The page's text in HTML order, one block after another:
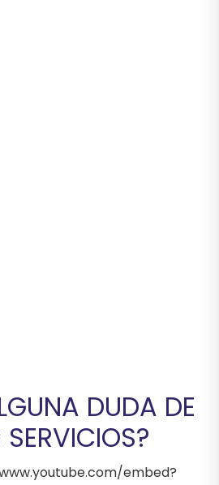
DUDA DE
SERVICIOS?
embed?